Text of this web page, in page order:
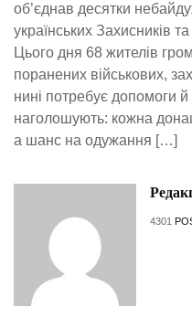
об’єднав десятки
українських Захисників
Цього дня 68 жителів
поранених військових,
нині потребує допомоги
наголошують: кожна
а шанс на одужання […]
4301